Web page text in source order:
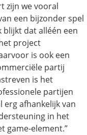
zijn we vooral
een bijzonder spel
blijkt dat alléén een
project
is ook een
partij
is het
partijen
afhankelijk van
in het
game-element.”